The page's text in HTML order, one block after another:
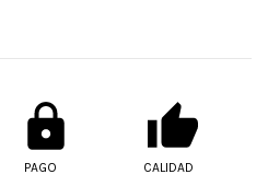
PAGO
CALIDAD